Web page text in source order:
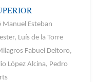
Manuel Esteban
Luís de la Torre
Fabuel Deltoro,
López Alcina, Pedro